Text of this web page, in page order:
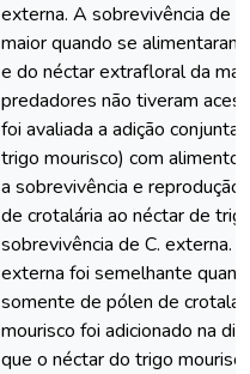
externa. A sobrevivência de
maior quando se
e do néctar extrafloral da
predadores não tiveram
foi avaliada a adição
trigo mourisco) com alimento
a sobrevivência e
de crotalária ao néctar de
sobrevivência de C. externa.
externa foi semelhante
somente de pólen de
mourisco foi adicionado na
que o néctar do trigo